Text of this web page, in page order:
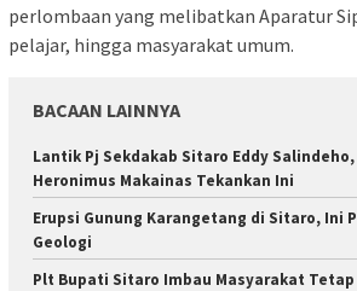
perlombaan yang melibatkan Aparatur
pelajar, hingga masyarakat umum.
BACAAN LAINNYA
Lantik Pj Sekdakab Sitaro Eddy
Heronimus Makainas Tekankan Ini
Erupsi Gunung Karangetang di Sitaro, Ini
Geologi
Plt Bupati Sitaro Imbau Masyarakat Tetap